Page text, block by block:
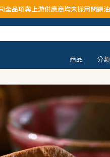
均未採用問題油品，請安心購買食用
商品 分類